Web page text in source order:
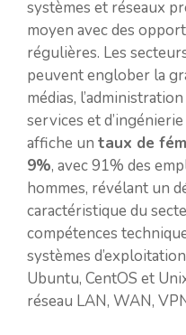
systèmes et réseaux
moyen avec des
régulières. Les
peuvent englober la
médias,
services et
affiche un taux de
9%, avec 91% des
hommes, révélant un
caractéristique du
compétences
systèmes
Ubuntu, CentOS et
réseau LAN, WAN,